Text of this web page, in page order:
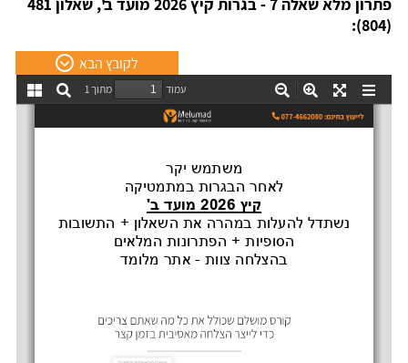
(804):
לקובץ הבא